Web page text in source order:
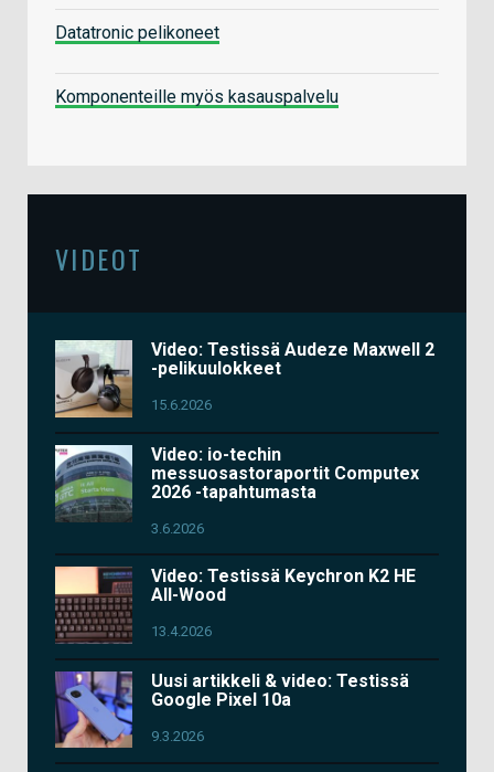
Datatronic pelikoneet
Komponenteille myös kasauspalvelu
VIDEOT
Video: Testissä Audeze Maxwell 2
-pelikuulokkeet
15.6.2026
Video: io-techin
messuosastoraportit Computex
2026 -tapahtumasta
3.6.2026
Video: Testissä Keychron K2 HE
All-Wood
13.4.2026
Uusi artikkeli & video: Testissä
Google Pixel 10a
9.3.2026